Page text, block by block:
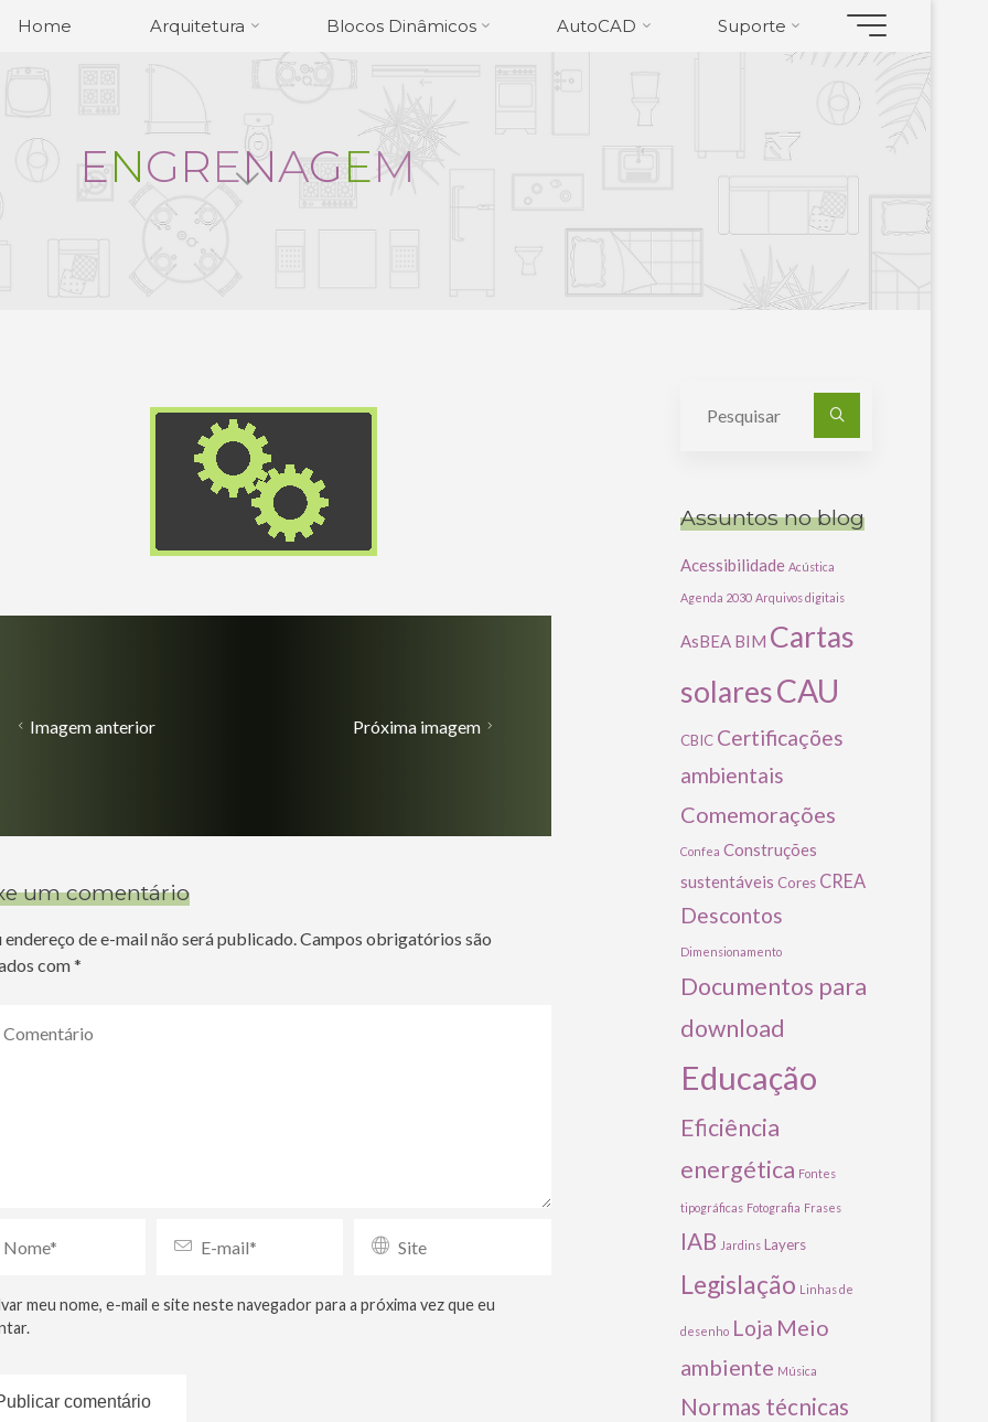
Home Arquitetura Blocos Dinâmicos AutoCAD Suporte
ENGRENAGEM
Imagem anterior Próxima imagem
um comentário
endereço de e-mail não será publicado. Campos obrigatórios são
com*
meu nome, e-mail e site neste navegador para a próxima vez que eu
Assuntos no blog
Acessibilidade Acústica
Agenda 2030 Arquivos digitais
AsBEA BIM Cartas
solaresCAU
CBIC Certificações
ambientais
Comemorações
Confea Construções
sustentáveis Cores CREA
Descontos
Dimensionamento
Documentos para
download
Educação
Eficiência
energética Fontes
tipográficas Fotografia Frases
IAB Jardins Layers
Legislação Linhas de
desenho Loja Meio
ambiente Música
Normas técnicas